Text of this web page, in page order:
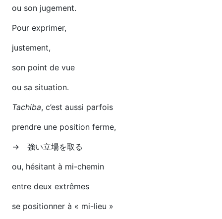
ou son jugement.
Pour exprimer,
justement,
son point de vue
ou sa situation.
Tachiba, c’est aussi parfois
prendre une position ferme,
→ 強い立場を取る
ou, hésitant à mi-chemin
entre deux extrêmes
se positionner à « mi-lieu »